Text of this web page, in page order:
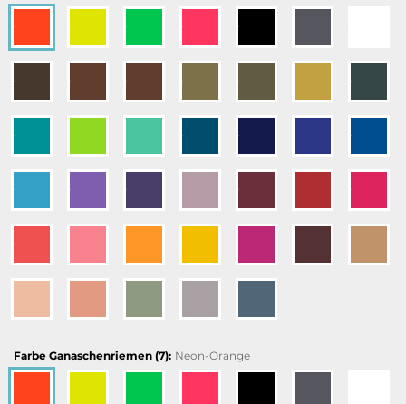
Farbe Ganaschenriemen (7): Neon-Orange